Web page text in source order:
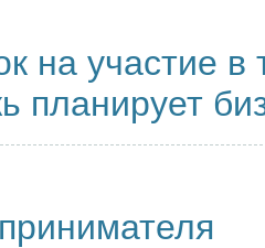
на участие в
планирует